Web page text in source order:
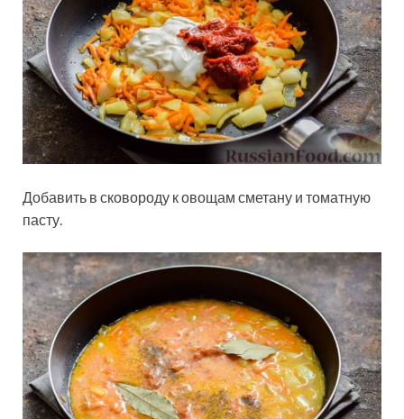
Добавить в сковороду к овощам сметану и томатную
пасту.